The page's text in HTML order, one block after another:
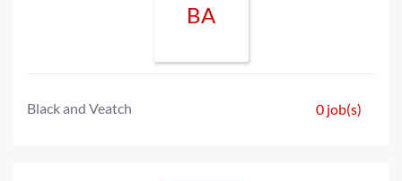
BA
Black and Veatch 0 job(s)